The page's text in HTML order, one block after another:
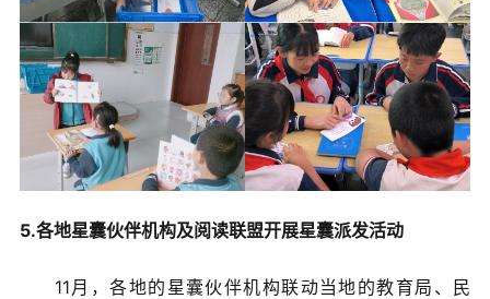
5.各地星囊伙伴机构及阅读联盟开展星囊派发活动
11月，各地的星囊伙伴机构联动当地的教育局、民